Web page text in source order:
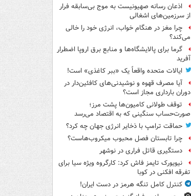
اذعان رسانه صهیونیست به موج بی‌سابقه فرار
از سرزمین‌های اشغالی
چرا مغز در هنگام خواب، انرژی خود را خالی
می‌کند؟
گرما برای پالایشگاه‌ها و منابع برق اروپا اضطرار
آفرید
ایالات متحده واقعاً یک «ببر کاغذی» است!
آیا مصرف قهوه و نوشیدنی‌های کافئین‌دار در
دوران بارداری مجاز است؟
توقف طولانی کامیون‌ها پشت مرز؛
صورت‌حساب سنگینی که به اقتصاد می‌رسد
حماقت ترامپ با ذخایر انرژی جهان چه کرد؟
چرا تابستان فصل محبوب میکروب‌هاست؟
دستگیری قاتل فراری در نوشهر
نیویورک تایمز فاش کرد: کارگروه ویژه سیا برای
تفرقه افکنی در کوبا
کنترل کامل تنگه هرمز در دست ایران!